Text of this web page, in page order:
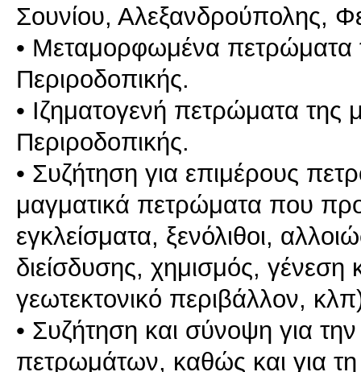
Σουνίου, Αλεξανδρούπολης,
• Μεταμορφωμένα πετρώματα
Περιροδοπικής.
• Ιζηματογενή πετρώματα της
Περιροδοπικής.
• Συζήτηση για επιμέρους
μαγματικά πετρώματα που
εγκλείσματα, ξενόλιθοι,
διείσδυσης, χημισμός, γένεση
γεωτεκτονικό περιβάλλον,
• Συζήτηση και σύνοψη για
πετρωμάτων, καθώς και για